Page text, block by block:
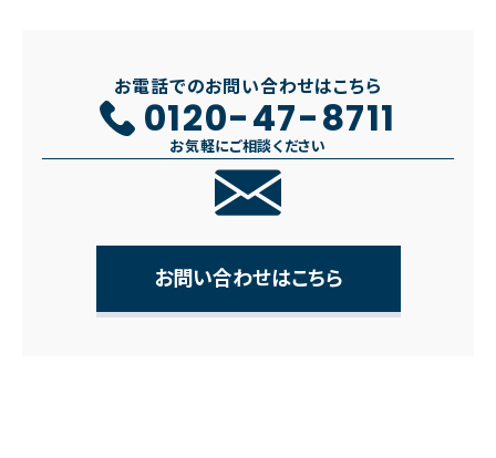
お電話でのお問い合わせはこちら
0120-47-8711
お気軽にご相談ください
お問い合わせはこちら